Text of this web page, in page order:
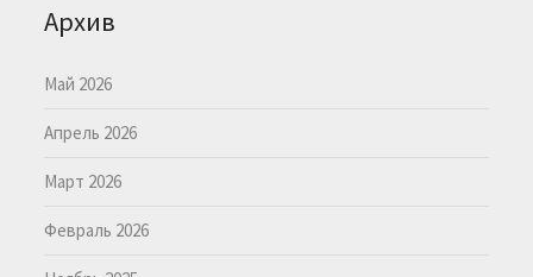
Архив
Май 2026
Апрель 2026
Март 2026
Февраль 2026